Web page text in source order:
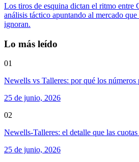
Los tiros de esquina dictan el ritmo entre
análisis táctico apuntando al mercado
ignoran.
Lo más leído
01
Newells vs Talleres: por qué los números
25 de junio, 2026
02
Newells-Talleres: el detalle que las
25 de junio, 2026